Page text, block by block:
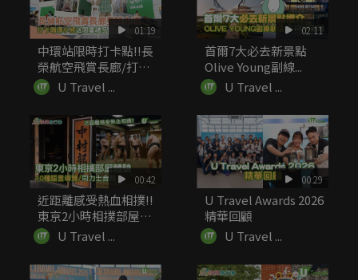
01:19
中環站限時打卡點!!長
榮航空飛賞長廊/打卡
萌爆小...
U Travel ...
02:11
首爾7大必去新景點
Olive Young副線...
U Travel ...
00:42
近距離感受熱血相撲!!
東京2小時相撲部屋體
驗 ...
U Travel ...
00:29
U Travel Awards 2026
精華回顧
U Travel ...